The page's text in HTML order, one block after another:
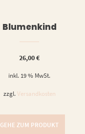
Blumenkind
26,00€
inkl. 19 % MwSt.
zzgl. Versandkosten
GEHE ZUM PRODUKT